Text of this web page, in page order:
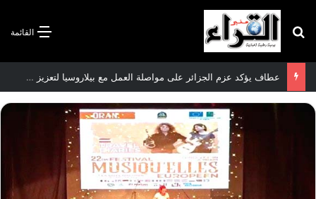
القائمة بحث عن
عطاف يؤكد عزم الجزائر على مواصلة العمل مع بيلاروسيا لتعزيز العلاقات الثنائية